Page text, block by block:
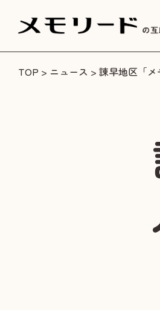
TOP > ニュース > 諌早地区「